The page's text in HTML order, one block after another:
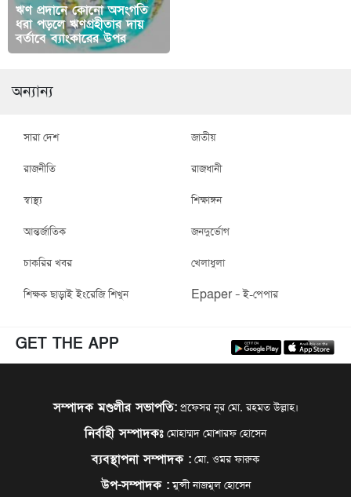
ঋণ প্রদানে কোনো অসংগতি
ধরা পড়লে ঋণগ্রহীতার দায়
বর্তাবে ব্যাংকারের উপর
অন্যান্য
সারা দেশ জাতীয়
রাজনীতি রাজধানী
স্বাস্থ্য শিক্ষাঙ্গন
আন্তর্জাতিক জনদুর্ভোগ
চাকরির খবর খেলাধুলা
শিক্ষক ছাড়াই ইংরেজি শিখুন Epaper – ই-পেপার
GET THE APP
সম্পাদক মণ্ডলীর সভাপতি:প্রফেসর নূর মো. রহমত উল্লাহ।
নির্বাহী সম্পাদকঃ মোহাম্মদ মোশারফ হোসেন
ব্যবস্থাপনা সম্পাদক : মো. ওমর ফারুক
উপ-সম্পাদক :মুন্সী নাজমুল হোসেন